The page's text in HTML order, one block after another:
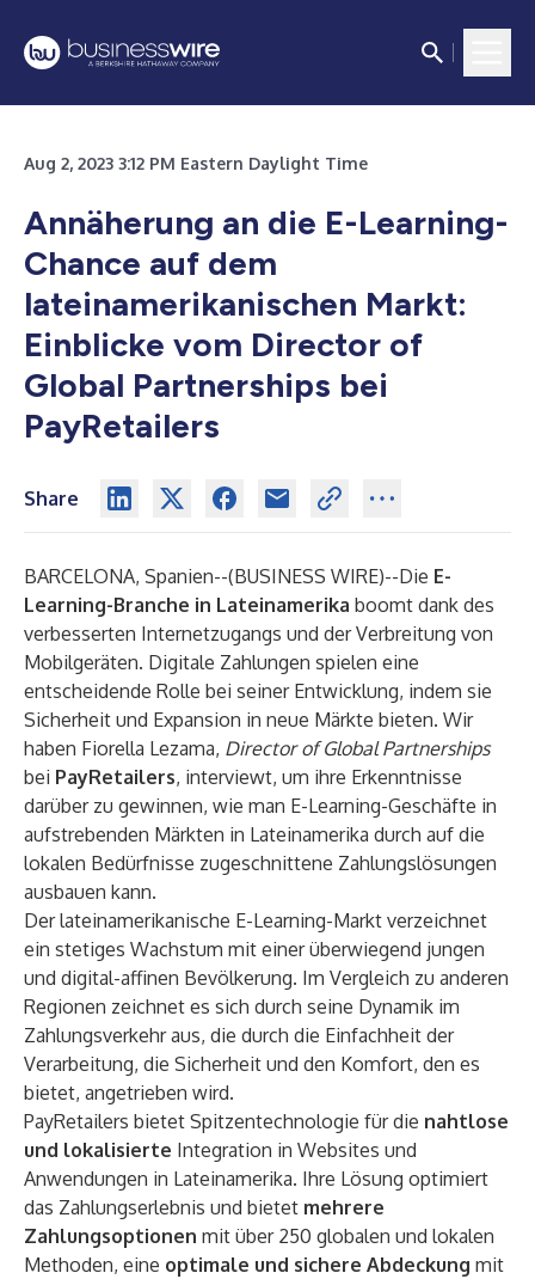
Aug 2, 2023 3:12 PM Eastern Daylight Time
Annäherung an die E-Learning-
Chance auf dem
lateinamerikanischen Markt:
Einblicke vom Director of
Global Partnerships bei
PayRetailers
Share
BARCELONA, Spanien--(BUSINESS WIRE)--Die E-
Learning-Branche in Lateinamerika boomt dank des
verbesserten Internetzugangs und der Verbreitung von
Mobilgeräten. Digitale Zahlungen spielen eine
entscheidende Rolle bei seiner Entwicklung, indem sie
Sicherheit und Expansion in neue Märkte bieten. Wir
haben Fiorella Lezama, Director of Global Partnerships
bei PayRetailers, interviewt, um ihre Erkenntnisse
darüber zu gewinnen, wie man E-Learning-Geschäfte in
aufstrebenden Märkten in Lateinamerika durch auf die
lokalen Bedürfnisse zugeschnittene Zahlungslösungen
ausbauen kann.
Der lateinamerikanische E-Learning-Markt verzeichnet
ein stetiges Wachstum mit einer überwiegend jungen
und digital-affinen Bevölkerung. Im Vergleich zu anderen
Regionen zeichnet es sich durch seine Dynamik im
Zahlungsverkehr aus, die durch die Einfachheit der
Verarbeitung, die Sicherheit und den Komfort, den es
bietet, angetrieben wird.
PayRetailers bietet Spitzentechnologie für die nahtlose
und lokalisierte Integration in Websites und
Anwendungen in Lateinamerika. Ihre Lösung optimiert
das Zahlungserlebnis und bietet mehrere
Zahlungsoptionen mit über 250 globalen und lokalen
Methoden, eine optimale und sichere Abdeckung mit